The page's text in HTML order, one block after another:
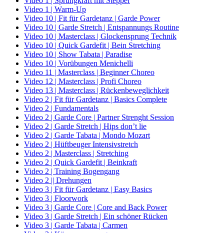
Video 1 | Warm-Up
Video 10 | Fit für Gardetanz | Garde Power
Video 10 | Garde Stretch | Entspannungs Routine
Video 10 | Masterclass | Glockensprung Technik
Video 10 | Quick Gardefit | Bein Stretching
Video 10 | Show Tabata | Paradise
Video 10 | Vorübungen Menichelli
Video 11 | Masterclass | Beginner Choreo
Video 12 | Masterclass | Profi Choreo
Video 13 | Masterclass | Rückenbeweglichkeit
Video 2 | Fit für Gardetanz | Basics Complete
Video 2 | Fundamentals
Video 2 | Garde Core | Partner Strenght Session
Video 2 | Garde Stretch | Hips don’t lie
Video 2 | Garde Tabata | Mondo Mozart
Video 2 | Hüftbeuger Intensivstretch
Video 2 | Masterclass | Stretching
Video 2 | Quick Gardefit | Beinkraft
Video 2 | Training Bogengang
Video 2 || Drehungen
Video 3 | Fit für Gardetanz | Easy Basics
Video 3 | Floorwork
Video 3 | Garde Core | Core and Back Power
Video 3 | Garde Stretch | Ein schöner Rücken
Video 3 | Garde Tabata | Carmen